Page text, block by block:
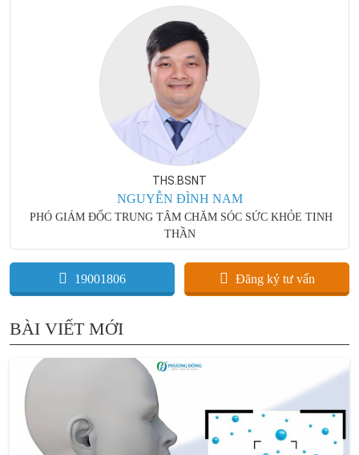
THS.BSNT
NGUYỄN ĐÌNH NAM
PHÓ GIÁM ĐỐC TRUNG TÂM CHĂM SÓC SỨC KHỎE TINH
THẦN
19001806 Đăng ký tư vấn
BÀI VIẾT MỚI